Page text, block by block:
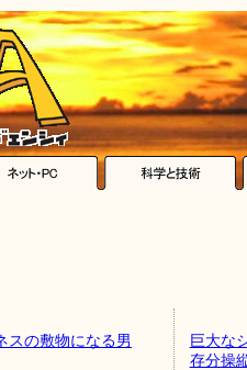
スの敷物になる男
巨大な
存分操